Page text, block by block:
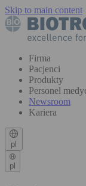
Skip to main content
Firma
Pacjenci
Produkty
Personel
Newsroom
Kariera
pl
pl